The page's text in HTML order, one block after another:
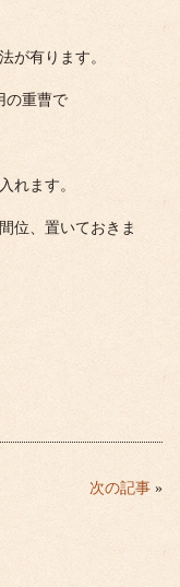
が有ります。
の重曹で
れます。
位、置いておきま
次の記事 »